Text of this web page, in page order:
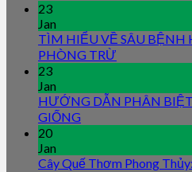
23
Jan
TÌM HIỂU VỀ SÂU BỆNH
PHÒNG TRỪ
23
Jan
HƯỚNG DẪN PHÂN
GIỐNG
20
Jan
Cây Quế Thơm Phong